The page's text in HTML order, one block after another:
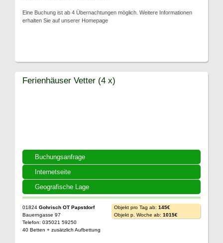
Eine Buchung ist ab 4 Übernachtungen möglich. Weitere Informationen
erhalten Sie auf unserer Homepage
Buchungsanfrage
Internetseite
Geografische Lage
Ferienhäuser Vetter (4 x)
01824 Gohrisch OT Papstdorf
Bauerngasse 97
Telefon: 035021 59250
40 Betten + zusätzlich Aufbettung
Objekt pro Tag ab: 145€
Objekt p. Woche ab: 1015€